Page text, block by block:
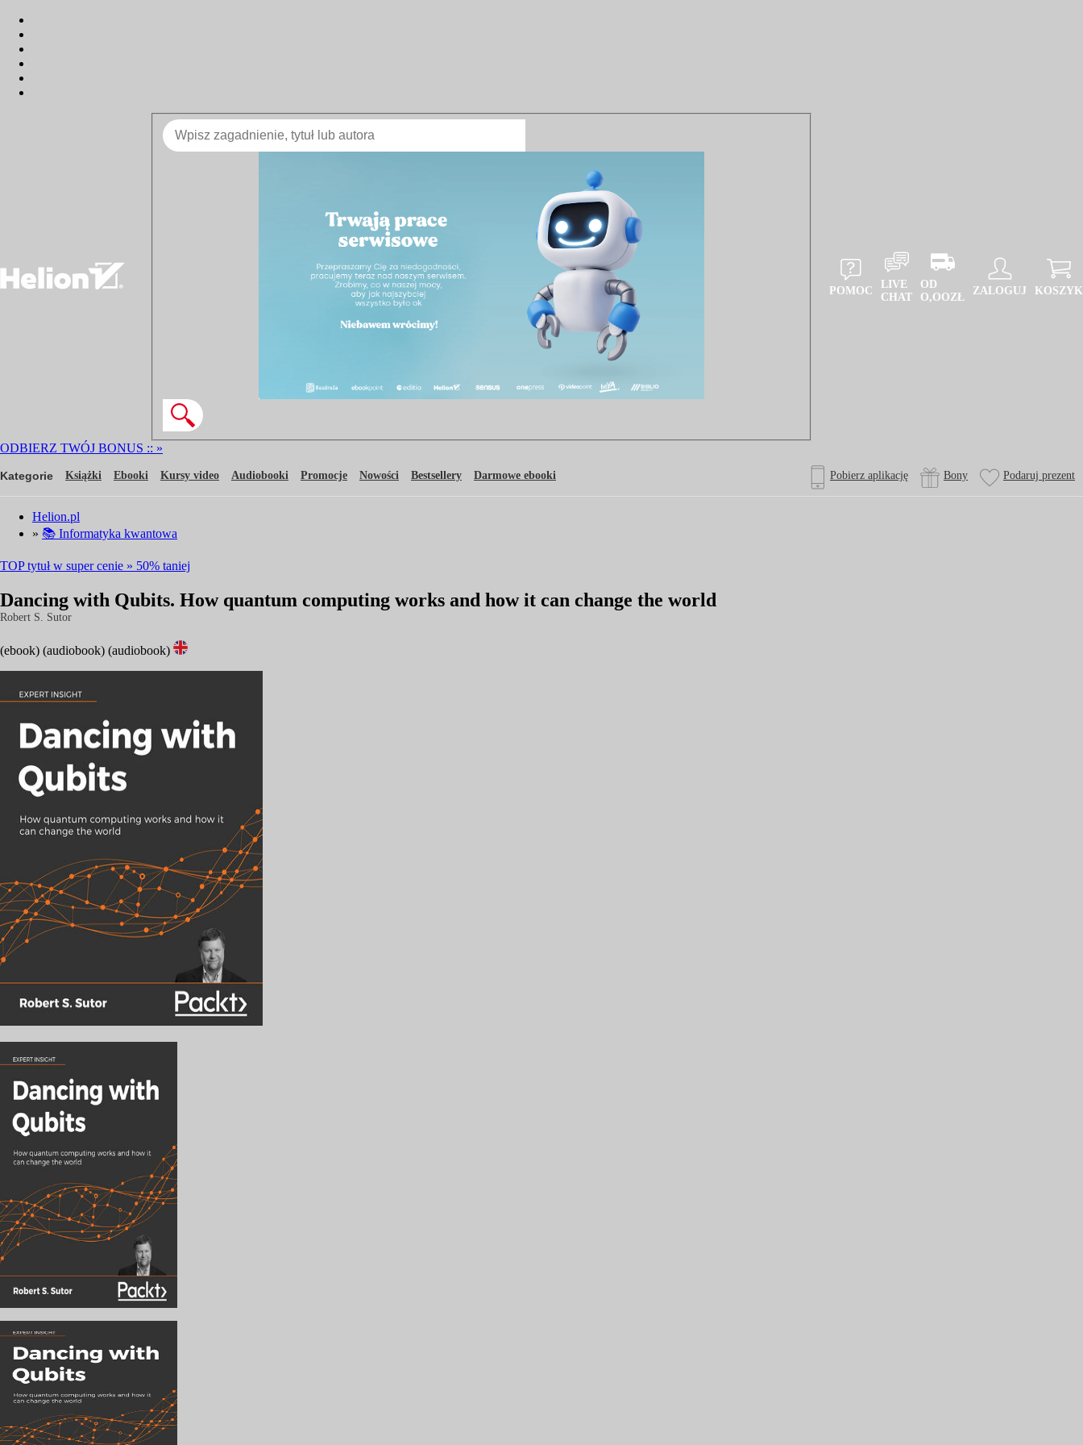
POMOC
LIVE
CHAT
OD
O,OOZŁ
ZALOGUJ KOSZYK
ODBIERZ TWÓJ BONUS :: »
Kategorie Książki Ebooki Kursy video Audiobooki Promocje Nowości Bestsellery Darmowe ebooki Pobierz aplikację Bony Podaruj prezent
Helion.pl
» 📚 Informatyka kwantowa
TOP tytuł w super cenie » 50% taniej
Dancing with Qubits. How quantum computing works and how it can change the world
Robert S. Sutor
(ebook) (audiobook) (audiobook)